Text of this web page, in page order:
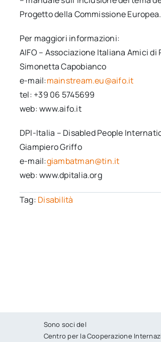
Progetto della Commissione Europea.
Per maggiori informazioni:
AIFO – Associazione Italiana Amici di
Simonetta Capobianco
e-mail:mainstream.eu@aifo.it
tel: +39 06 5745699
web: www.aifo.it
DPI-Italia – Disabled People
Giampiero Griffo
e-mail:giambatman@tin.it
web: www.dpitalia.org
Tag: Disabilità
Sono soci del
Centro per la Cooperazione